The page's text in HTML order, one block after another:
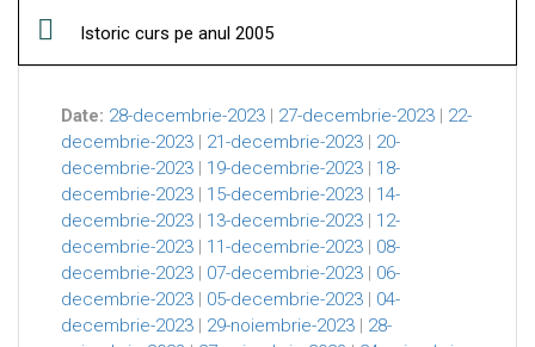
Istoric curs pe anul 2005
Date: 28-decembrie-2023 | 27-decembrie-2023 | 22-
decembrie-2023 | 21-decembrie-2023 | 20-
decembrie-2023 | 19-decembrie-2023 | 18-
decembrie-2023 | 15-decembrie-2023 | 14-
decembrie-2023 | 13-decembrie-2023 | 12-
decembrie-2023 | 11-decembrie-2023 | 08-
decembrie-2023 | 07-decembrie-2023 | 06-
decembrie-2023 | 05-decembrie-2023 | 04-
decembrie-2023 | 29-noiembrie-2023 | 28-